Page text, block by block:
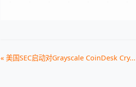
« 美国SEC启动对Grayscale CoinDesk Cry...